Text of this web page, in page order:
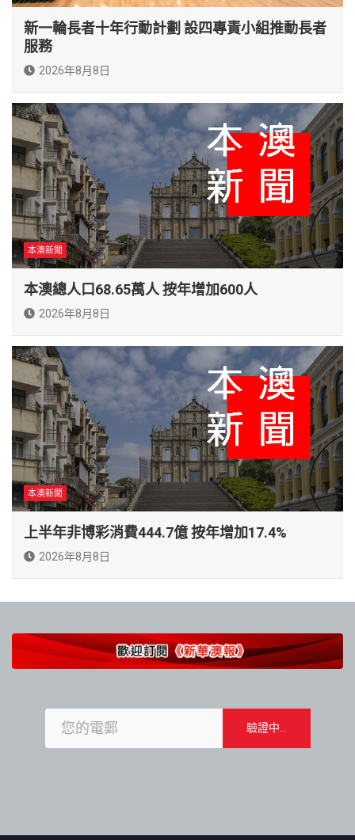
新一輪長者十年行動計劃 設四專責小組推動長者
服務
2026年8月8日
本澳新聞
本澳總人口68.65萬人 按年增加600人
2026年8月8日
本澳新聞
上半年非博彩消費444.7億 按年增加17.4%
2026年8月8日